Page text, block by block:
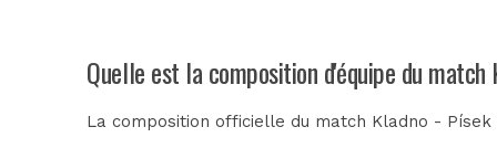
Quelle est la composition d'équipe du match
La composition officielle du match Kladno -